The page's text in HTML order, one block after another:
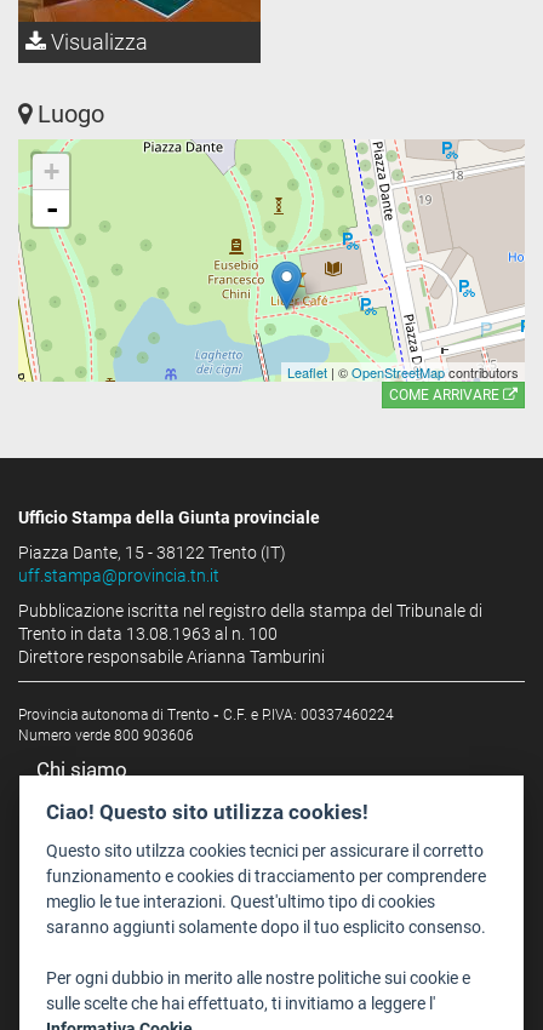
Visualizza
Luogo
+
-
Leaflet | ©OpenStreetMapcontributors
COME ARRIVARE
Ufficio Stampa della Giunta provinciale
Piazza Dante, 15 - 38122 Trento (IT)
uff.stampa@provincia.tn.it
Pubblicazione iscritta nel registro della stampa del Tribunale di
Trento in data 13.08.1963 al n. 100
Direttore responsabile Arianna Tamburini
Provincia autonoma di Trento - C.F. e P.IVA: 00337460224
Numero verde 800 903606
Chi siamo
Redazione
Staff
Format - Centro Audiovisivi
Trentino Film Commission
Dove Siamo
Struttura di riferimento
Ciao! Questo sito utilizza cookies!
Questo sito utilzza cookies tecnici per assicurare il corretto
funzionamento e cookies di tracciamento per comprendere
meglio le tue interazioni. Quest'ultimo tipo di cookies
saranno aggiunti solamente dopo il tuo esplicito consenso.
Per ogni dubbio in merito alle nostre politiche sui cookie e
sulle scelte che hai effettuato, ti invitiamo a leggere l'